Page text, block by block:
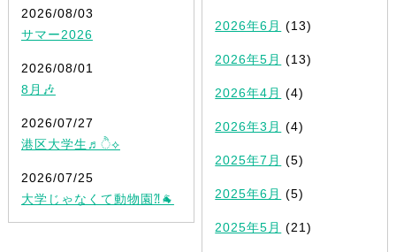
2026/08/03
サマー2026
2026/08/01
8月🎶
2026/07/27
港区大学生♬ੈ⟡
2026/07/25
大学じゃなくて動物園⁈🐐
2026年6月 (13)
2026年5月 (13)
2026年4月 (4)
2026年3月 (4)
2025年7月 (5)
2025年6月 (5)
2025年5月 (21)